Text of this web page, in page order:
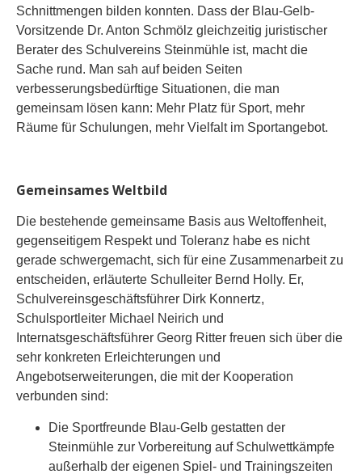
Schnittmengen bilden konnten. Dass der Blau-Gelb-
Vorsitzende Dr. Anton Schmölz gleichzeitig juristischer
Berater des Schulvereins Steinmühle ist, macht die
Sache rund. Man sah auf beiden Seiten
verbesserungsbedürftige Situationen, die man
gemeinsam lösen kann: Mehr Platz für Sport, mehr
Räume für Schulungen, mehr Vielfalt im Sportangebot.
Gemeinsames Weltbild
Die bestehende gemeinsame Basis aus Weltoffenheit,
gegenseitigem Respekt und Toleranz habe es nicht
gerade schwergemacht, sich für eine Zusammenarbeit zu
entscheiden, erläuterte Schulleiter Bernd Holly. Er,
Schulvereinsgeschäftsführer Dirk Konnertz,
Schulsportleiter Michael Neirich und
Internatsgeschäftsführer Georg Ritter freuen sich über die
sehr konkreten Erleichterungen und
Angebotserweiterungen, die mit der Kooperation
verbunden sind:
Die Sportfreunde Blau-Gelb gestatten der
Steinmühle zur Vorbereitung auf Schulwettkämpfe
außerhalb der eigenen Spiel- und Trainingszeiten